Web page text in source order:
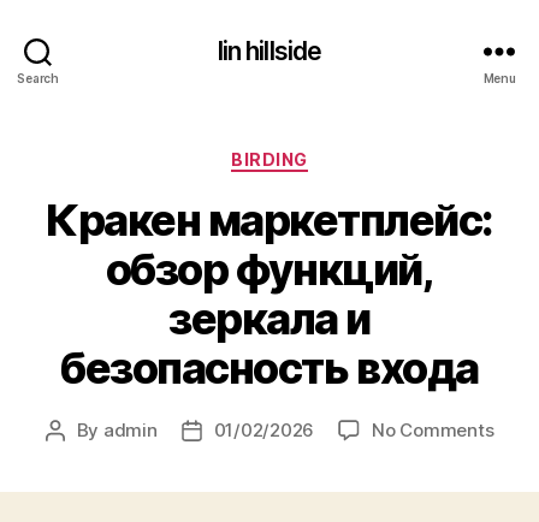
Search
lin hillside
Menu
Categories
BIRDING
Кракен маркетплейс:
обзор функций,
зеркала и
безопасность входа
Post
By admin
Post01/02/2026 No Commentson